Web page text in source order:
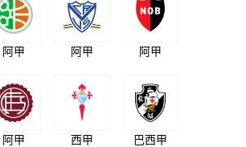
阿甲 阿甲 阿甲
阿甲 西甲 巴西甲